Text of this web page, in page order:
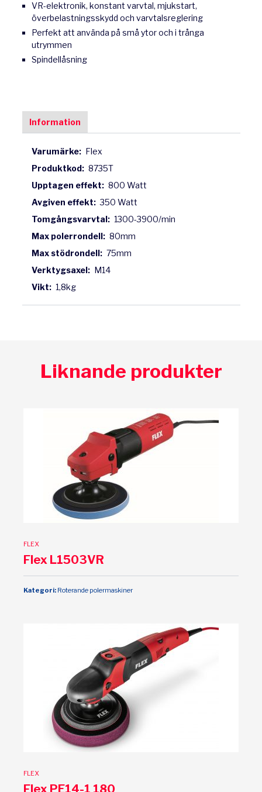
VR-elektronik, konstant varvtal, mjukstart,
överbelastningsskydd och varvtalsreglering
Perfekt att använda på små ytor och i trånga
utrymmen
Spindellåsning
Information
Varumärke: Flex
Produktkod: 8735T
Upptagen effekt: 800 Watt
Avgiven effekt: 350 Watt
Tomgångsvarvtal: 1300-3900/min
Max polerrondell: 80mm
Max stödrondell: 75mm
Verktygsaxel: M14
Vikt: 1,8kg
Liknande produkter
FLEX
Flex L1503VR
Kategori: Roterande polermaskiner
FLEX
Flex PE14-1 180